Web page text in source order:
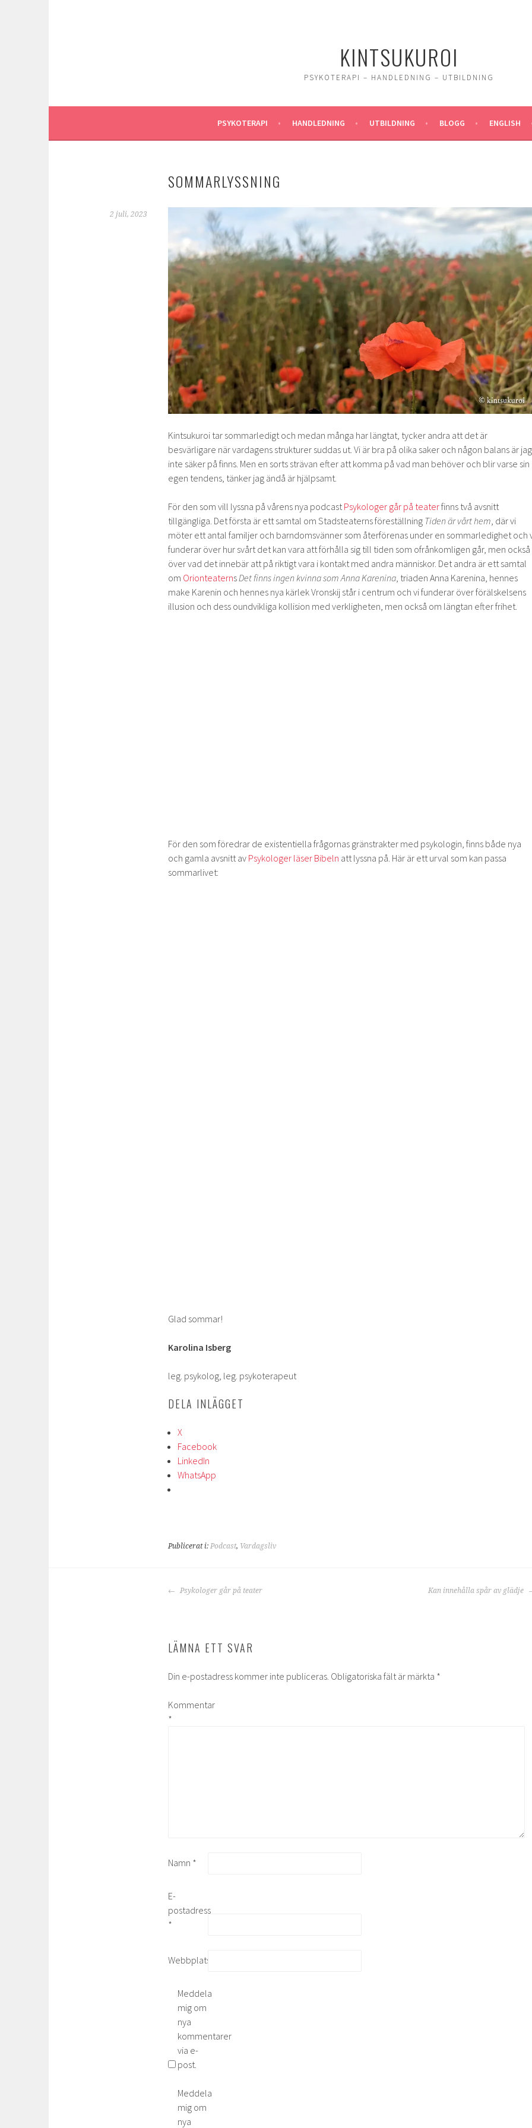
KINTSUKUROI
PSYKOTERAPI – HANDLEDNING – UTBILDNING
PSYKOTERAPI HANDLEDNING UTBILDNING BLOGG ENGLISH
SOMMARLYSSNING
2 juli, 2023
Kintsukuroi tar sommarledigt och medan många har längtat, tycker andra att det är
besvärligare när vardagens strukturer suddas ut. Vi är bra på olika saker och någon balans är jag
inte säker på finns. Men en sorts strävan efter att komma på vad man behöver och blir varse sin
egen tendens, tänker jag ändå är hjälpsamt.
För den som vill lyssna på vårens nya podcastPsykologer går på teaterfinns två avsnitt
tillgängliga. Det första är ett samtal om Stadsteaterns föreställning Tiden är vårt hem, där vi
möter ett antal familjer och barndomsvänner som återförenas under en sommarledighet och
funderar över hur svårt det kan vara att förhålla sig till tiden som ofrånkomligen går, men också
över vad det innebär att på riktigt vara i kontakt med andra människor. Det andra är ett samtal
om OrionteaternsDet finns ingen kvinna som Anna Karenina, triaden Anna Karenina, hennes
make Karenin och hennes nya kärlek Vronskij står i centrum och vi funderar över förälskelsens
illusion och dess oundvikliga kollision med verkligheten, men också om längtan efter frihet.
För den som föredrar de existentiella frågornas gränstrakter med psykologin, finns både nya
och gamla avsnitt av Psykologer läser Bibeln att lyssna på. Här är ett urval som kan passa
sommarlivet:
Glad sommar!
Karolina Isberg
leg. psykolog, leg. psykoterapeut
DELA INLÄGGET
X
Facebook
LinkedIn
WhatsApp
Publicerat i: Podcast, Vardagsliv
INLÄGGSNAVIGERING
Psykologer går på teater Kan innehålla spår av glädje
LÄMNA ETT SVAR
Din e-postadress kommer inte publiceras. Obligatoriska fält är märkta *
Kommentar
*
Namn *
E-
postadress
*
Webbplats
Meddela
mig om
nya
kommentarer
via e-
post.
Meddela
mig om
nya